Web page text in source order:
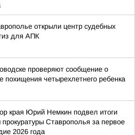
открыли центр судебных
для АПК
проверяют сообщение о
похищения четырехлетнего ребенка
края Юрий Немкин подвел итоги
прокуратуры Ставрополья за первое
2026 года